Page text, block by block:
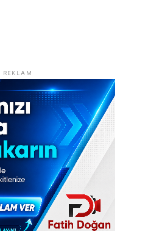
REKLAM